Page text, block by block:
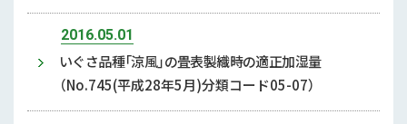
2016.05.01
いぐさ品種「涼風」の畳表製織時の適正加湿量
（No.745(平成28年5月)分類コード05-07）